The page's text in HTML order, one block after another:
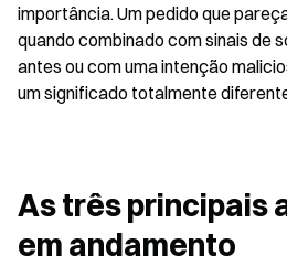
importância. Um pedido que
quando combinado com sinais de
antes ou com uma intenção
um significado totalmente
As três principais
em andamento